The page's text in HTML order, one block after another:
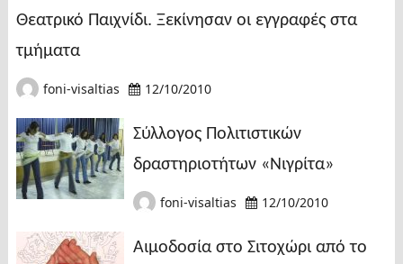
Θεατρικό Παιχνίδι. Ξεκίνησαν οι εγγραφές στα
τμήματα
foni-visaltias 12/10/2010
Σύλλογος Πολιτιστικών
δραστηριοτήτων «Νιγρίτα»
foni-visaltias 12/10/2010
Αιμοδοσία στο Σιτοχώρι από το